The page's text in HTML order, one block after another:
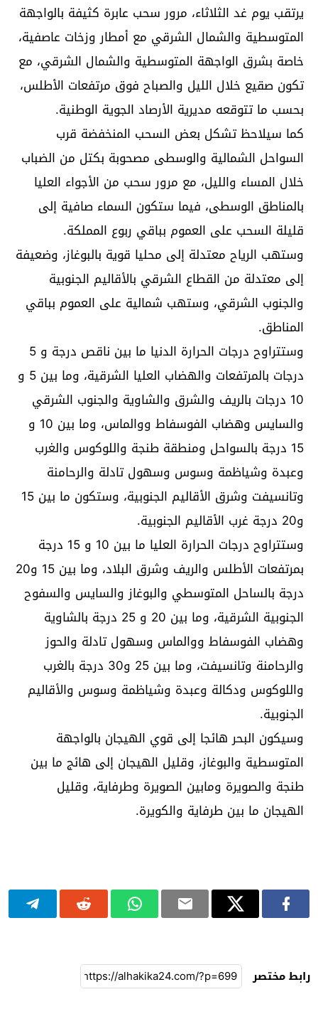
يرتقب يوم غد الثلاثاء، مرور سحب عابرة كثيفة بالواجهة
المتوسطية والشمال الشرقي مع أمطار وزخات عاصفية،
خاصة بشرق الواجهة المتوسطية والشمال الشرقي، مع
تكون صقيع خلال الليل والصباح فوق مرتفعات الأطلس،
بحسب ما تتوقعه مديرية الأرصاد الجوية الوطنية.
كما سيلاحظ تشكل بعض السحب المنخفضة قرب
السواحل الشمالية والوسطى مصحوبة بكتل من الضباب
خلال المساء والليل، مع مرور سحب من الأجواء العليا
بالمناطق الوسطى، فيما ستكون السماء صافية إلى
قليلة السحب على العموم بباقي ربوع المملكة.
وستهب الرياح معتدلة إلى محليا قوية بالبوغاز، وضعيفة
إلى معتدلة من القطاع الشرقي بالأقاليم الجنوبية
والجنوب الشرقي، وستهب شمالية على العموم بباقي
المناطق.
وستتراوح درجات الحرارة الدنيا ما بين ناقص درجة و 5
درجات بالمرتفعات والهضاب العليا الشرقية، وما بين 5 و
10 درجات بالريف والشرق والشاوية والجنوب الشرقي
والسايس وهضاب الفوسفاط ووالماس، وما بين 10 و
15 درجة بالسواحل ومنطقة طنجة واللوكوس والغرب
وعبدة وشياظمة وسوس وسهول تادلة والرحامنة
وتانسيفت وشرق الأقاليم الجنوبية، وستكون ما بين 15
و20 درجة غرب الأقاليم الجنوبية.
وستتراوح درجات الحرارة العليا ما بين 10 و 15 درجة
بمرتفعات الأطلس والريف وشرق البلاد، وما بين 15 و20
درجة بالساحل المتوسطي والبوغاز والسايس والسفوح
الجنوبية الشرقية، وما بين 20 و 25 درجة بالشاوية
وهضاب الفوسفاط ووالماس وسهول تادلة والحوز
والرحامنة وتانسيفت، وما بين 25 و30 درجة بالغرب
واللوكوس ودكالة وعبدة وشياظمة وسوس والأقاليم
الجنوبية.
وسيكون البحر هائجا إلى قوي الهيجان بالواجهة
المتوسطية والبوغاز، وقليل الهيجان إلى هائج ما بين
طنجة والصويرة ومابين الصويرة وطرفاية، وقليل
الهيجان ما بين طرفاية والكويرة.
رابط مختصر